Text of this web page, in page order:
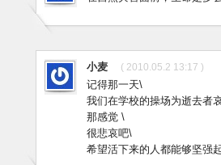
小麦 ( 2010.05.2 13:17 )
记得那一天\
我们在学校的操场为逝去者
那感觉 \
很悲哀吧\
希望活下来的人都能够坚强